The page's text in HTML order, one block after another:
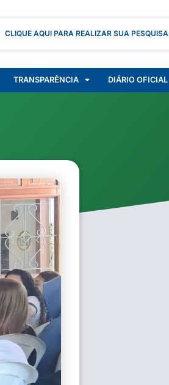
CLIQUE AQUI PARA REALIZAR SUA PESQUISA
TRANSPARÊNCIA DIÁRIO OFICIAL